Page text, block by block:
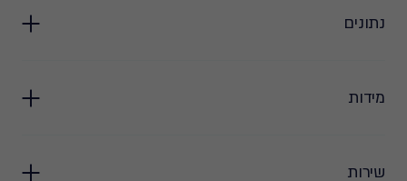
נתונים
מידות
שירות